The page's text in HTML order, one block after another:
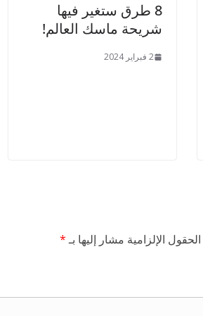
8 طرق ستغير فيها
شريحة ماسك العالم!
2 فبراير 2024
الحقول الإلزامية مشار إليها بـ*